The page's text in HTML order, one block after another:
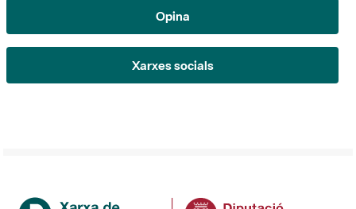
Xarxes socials